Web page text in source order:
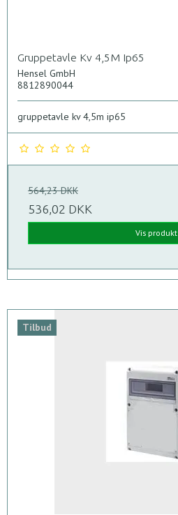
Gruppetavle Kv 4,5M Ip65
Hensel GmbH
8812890044
gruppetavle kv 4,5m ip65
564,23 DKK
536,02 DKK
Vis produkt
Tilbud